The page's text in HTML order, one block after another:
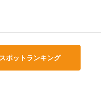
ポットランキング